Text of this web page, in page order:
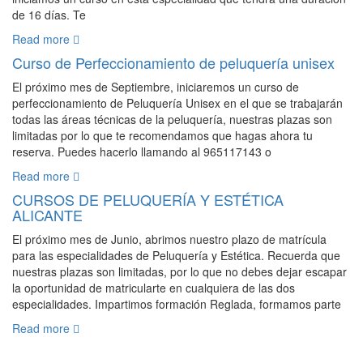
de 16 días. Te
Read more
Curso de Perfeccionamiento de peluquería unisex
El próximo mes de Septiembre, iniciaremos un curso de
perfeccionamiento de Peluquería Unisex en el que se trabajarán
todas las áreas técnicas de la peluquería, nuestras plazas son
limitadas por lo que te recomendamos que hagas ahora tu
reserva. Puedes hacerlo llamando al 965117143 o
Read more
CURSOS DE PELUQUERÍA Y ESTÉTICA
ALICANTE
El próximo mes de Junio, abrimos nuestro plazo de matrícula
para las especialidades de Peluquería y Estética. Recuerda que
nuestras plazas son limitadas, por lo que no debes dejar escapar
la oportunidad de matricularte en cualquiera de las dos
especialidades. Impartimos formación Reglada, formamos parte
Read more